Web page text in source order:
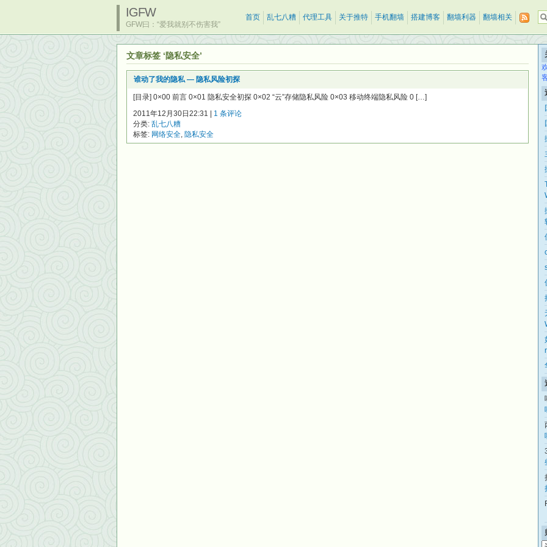
IGFW
GFW曰：“爱我就别不伤害我”
首页 乱七八糟 代理工具 关于推特 手机翻墙 搭建博客 翻墙利器 翻墙相关
文章标签 ‘隐私安全’
谁动了我的隐私 — 隐私风险初探
[目录] 0×00 前言 0×01 隐私安全初探 0×02 “云”存储隐私风险 0×03 移动终端隐私风险 0 […]
2011年12月30日22:31 | 1 条评论
分类: 乱七八糟
标签: 网络安全, 隐私安全